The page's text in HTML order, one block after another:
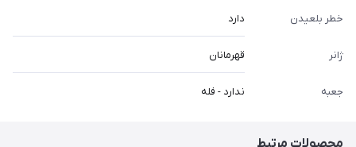
خطر بلعیدن دارد
ژانر قهرمانان
جعبه ندارد - فله
محصولات مرتبط